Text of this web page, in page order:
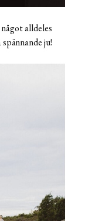
alldeles
ju!